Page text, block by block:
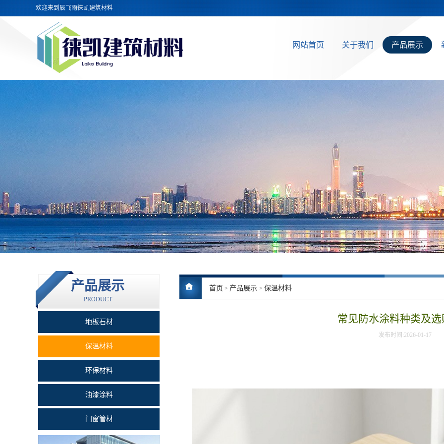
欢迎来到辰飞雨徕凯建筑材料
网站首页 关于我们 产品展示
产品展示
PRODUCT
地板石材
保温材料
环保材料
油漆涂料
门窗管材
首页 > 产品展示 > 保温材料
常见防水涂料种类及
发布时间:2026-01-17